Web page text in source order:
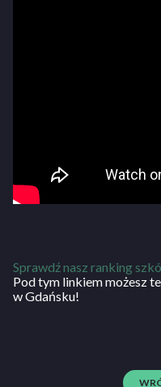
Sprawdź nasz ranking
Pod tym linkiem możesz
w Gdańsku!